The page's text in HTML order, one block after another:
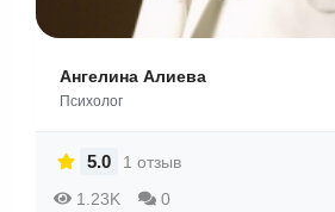
Ангелина Алиева
Психолог
1.23K 0
5.0 1 отзыв